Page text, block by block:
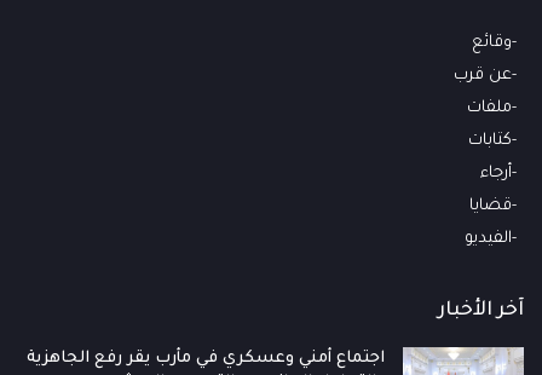
وقائع
عن قرب
ملفات
كتابات
أرجاء
قضايا
الفيديو
آخر الأخبار
اجتماع أمني وعسكري في مأرب يقر رفع الجاهزية